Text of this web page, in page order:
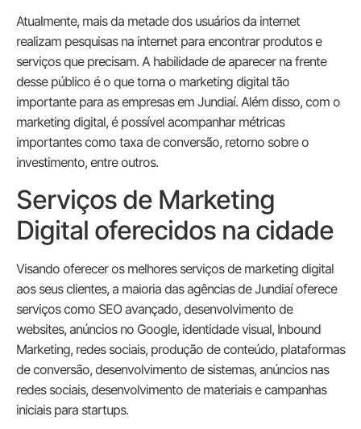
Atualmente, mais da metade dos usuários da internet
realizam pesquisas na internet para encontrar produtos e
serviços que precisam. A habilidade de aparecer na frente
desse público é o que torna o marketing digital tão
importante para as empresas em Jundiaí. Além disso, com o
marketing digital, é possível acompanhar métricas
importantes como taxa de conversão, retorno sobre o
investimento, entre outros.
Serviços de Marketing
Digital oferecidos na cidade
Visando oferecer os melhores serviços de marketing digital
aos seus clientes, a maioria das agências de Jundiaí oferece
serviços como SEO avançado, desenvolvimento de
websites, anúncios no Google, identidade visual, Inbound
Marketing, redes sociais, produção de conteúdo, plataformas
de conversão, desenvolvimento de sistemas, anúncios nas
redes sociais, desenvolvimento de materiais e campanhas
iniciais para startups.